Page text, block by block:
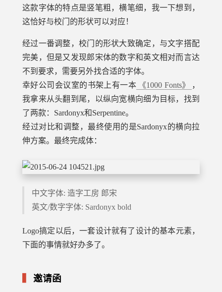
这款字体的特点是竖笔粗，横笔细，我一下想到，
这恰好与校门的形状可以对应！
经过一番调整，校门的形状大致确定，与文字搭配
完美，但是又发现郎宋体的数字和英文相对而言达
不到要求，需要另外找合适的字体。
幸好公司会议室的书架上有一本
《1000 Fonts》
，
我拿来从头翻到尾，以纵向宽横向细为目标，找到
了两款：Sardonyx和Serpentine。
经过对比和调整，最终使用的是Sardonyx的横向拉
伸方案。最终完成体：
中文字体: 造字工房 郎宋
英文/数字字体: Sardonyx bold
Logo搞定以后，一套设计就有了设计的基本元素，
下面的事情就好办多了。
邀请函